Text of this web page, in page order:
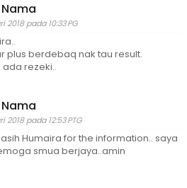
2018 pada 10:33 PG
plus berdebaq nak tau result.
rezeki..
2018 pada 12:53 PTG
Humaira for the information.. saya
smua berjaya..amin